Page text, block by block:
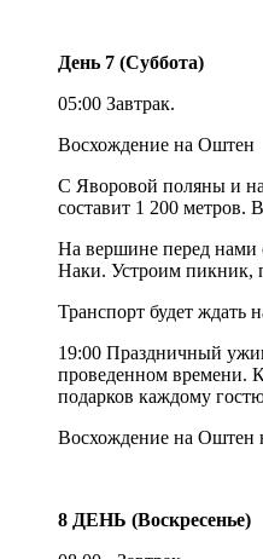
День 7 (Суббота)
05:00 Завтрак.
Восхождение на Оштен
С Яворовой поляны и
составит 1 200 метров.
На вершине перед нами
Наки. Устроим пикник,
Транспорт будет ждать
19:00 Праздничный
проведенном времени.
подарков каждому
Восхождение на Оштен
8 ДЕНЬ (Воскресенье)